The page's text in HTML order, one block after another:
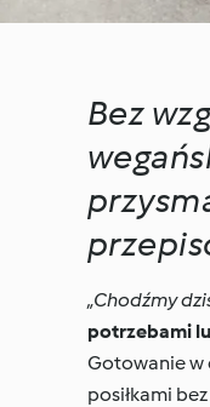
Bez
„Chodźmy
potrzebami
Gotowanie w
posiłkami